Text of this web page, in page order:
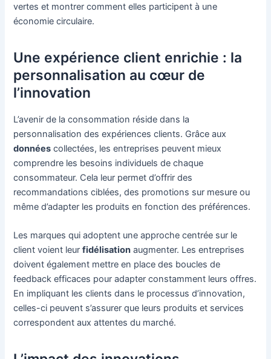
vertes et montrer comment elles participent à une
économie circulaire.
Une expérience client enrichie : la
personnalisation au cœur de
l’innovation
L’avenir de la consommation réside dans la
personnalisation des expériences clients. Grâce aux
données collectées, les entreprises peuvent mieux
comprendre les besoins individuels de chaque
consommateur. Cela leur permet d’offrir des
recommandations ciblées, des promotions sur mesure ou
même d’adapter les produits en fonction des préférences.
Les marques qui adoptent une approche centrée sur le
client voient leurfidélisation augmenter. Les entreprises
doivent également mettre en place des boucles de
feedback efficaces pour adapter constamment leurs offres.
En impliquant les clients dans le processus d’innovation,
celles-ci peuvent s’assurer que leurs produits et services
correspondent aux attentes du marché.